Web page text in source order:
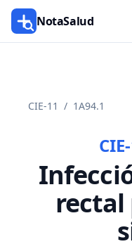
NotaSalud
CIE-11 / 1A94.1
rectal